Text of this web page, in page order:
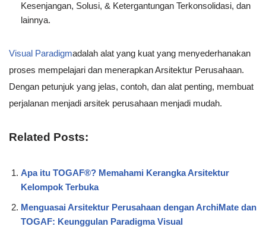
Kesenjangan, Solusi, & Ketergantungan Terkonsolidasi, dan
lainnya.
Visual Paradigmadalah alat yang kuat yang menyederhanakan
proses mempelajari dan menerapkan Arsitektur Perusahaan.
Dengan petunjuk yang jelas, contoh, dan alat penting, membuat
perjalanan menjadi arsitek perusahaan menjadi mudah.
Related Posts:
Apa itu TOGAF®? Memahami Kerangka Arsitektur
Kelompok Terbuka
Menguasai Arsitektur Perusahaan dengan ArchiMate dan
TOGAF: Keunggulan Paradigma Visual